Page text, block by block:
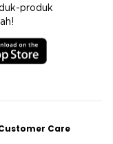
produk
Care